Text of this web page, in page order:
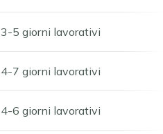
3-5 giorni lavorativi
4-7 giorni lavorativi
4-6 giorni lavorativi